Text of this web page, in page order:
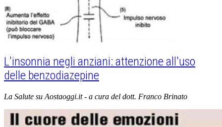
L'insonnia negli anziani: attenzione all'uso
delle benzodiazepine
La Salute su Aostaoggi.it - a cura del dott. Franco Brinato